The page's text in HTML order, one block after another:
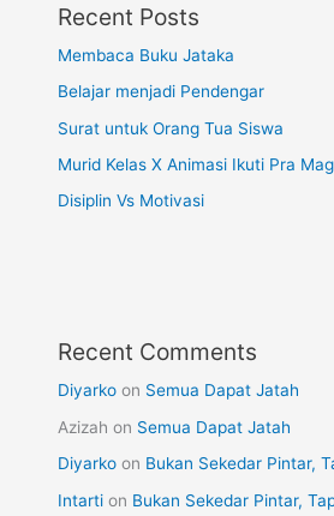
Recent Posts
Membaca Buku Jataka
Belajar menjadi Pendengar
Surat untuk Orang Tua Siswa
Murid Kelas X Animasi Ikuti Pra
Disiplin Vs Motivasi
Recent Comments
Diyarko on Semua Dapat Jatah
Azizah on Semua Dapat Jatah
Diyarko on Bukan Sekedar Pintar,
Intarti on Bukan Sekedar Pintar,